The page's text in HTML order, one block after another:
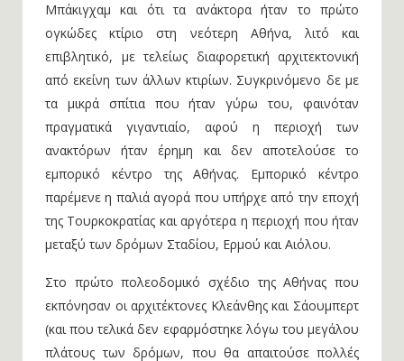
Μπάκιγχαμ και ότι τα ανάκτορα ήταν το πρώτο
ογκώδες κτίριο στη νεότερη Αθήνα, λιτό και
επιβλητικό, με τελείως διαφορετική αρχιτεκτονική
από εκείνη των άλλων κτιρίων. Συγκρινόμενο δε με
τα μικρά σπίτια που ήταν γύρω του, φαινόταν
πραγματικά γιγαντιαίο, αφού η περιοχή των
ανακτόρων ήταν έρημη και δεν αποτελούσε το
εμπορικό κέντρο της Αθήνας. Εμπορικό κέντρο
παρέμενε η παλιά αγορά που υπήρχε από την εποχή
της Τουρκοκρατίας και αργότερα η περιοχή που ήταν
μεταξύ των δρόμων Σταδίου, Ερμού και Αιόλου.
Στο πρώτο πολεοδομικό σχέδιο της Αθήνας που
εκπόνησαν οι αρχιτέκτονες Κλεάνθης και Σάουμπερτ
(και που τελικά δεν εφαρμόστηκε λόγω του μεγάλου
πλάτους των δρόμων, που θα απαιτούσε πολλές